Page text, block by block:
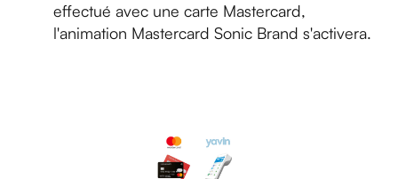
effectué avec une carte Mastercard,
l'animation Mastercard Sonic Brand s'activera.